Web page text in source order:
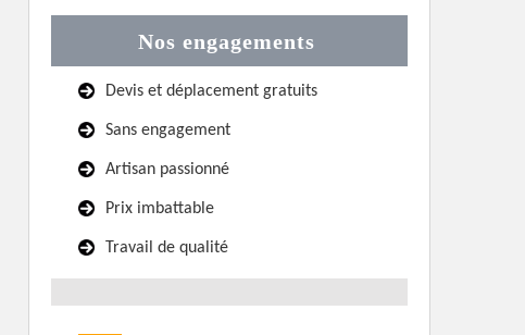
Nos engagements
Devis et déplacement gratuits
Sans engagement
Artisan passionné
Prix imbattable
Travail de qualité